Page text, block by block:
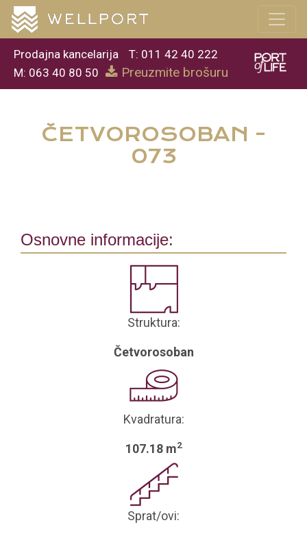
Prodajna kancelarija
T: 011 42 40 222
M: 063 40 80 50
Preuzmite brošuru
ČETVOROSOBAN -
073
Osnovne informacije:
Struktura:
Četvorosoban
Kvadratura:
107.18 m2
Sprat/ovi: